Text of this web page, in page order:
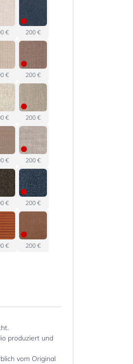
€ 200 €
€ 200 €
€ 200 €
€ 200 €
€ 200 €
€ 200 €
produziert und
vom Original